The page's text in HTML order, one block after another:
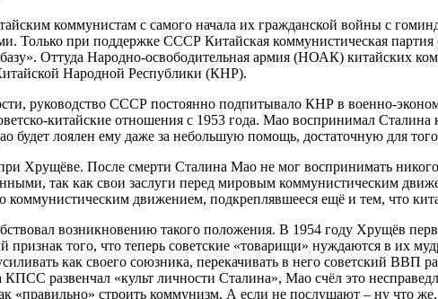
коммунистам с самого начала их гражданской войны с
Только при поддержке СССР Китайская коммунистическая
Оттуда Народно-освободительная армия (НОАК) китайских
Народной Республики (КНР).
руководство СССР постоянно подпитывало КНР в военно-
китайские отношения с 1953 года. Мао воспринимал
будет лоялен ему даже за небольшую помощь, достаточную для
Хрущёве. После смерти Сталина Мао не мог воспринимать
так как свои заслуги перед мировым коммунистическим
коммунистическим движением, подкреплявшееся ещё и тем, что
возникновению такого положения. В 1954 году Хрущёв
того, что теперь советские «товарищи» нуждаются в их
как своего союзника, перекачивать в него советский
развенчал «культ личности Сталина», Мао счёл это
«правильно» строить коммунизм. А если не послушают – ну что же,